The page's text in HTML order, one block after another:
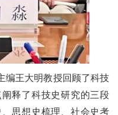
编王大明教授回顾了科技
释了科技史研究的三段
思想史梳理、社会史考